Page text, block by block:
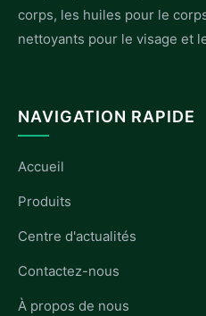
corps, les huiles pour le
nettoyants pour le visage et
NAVIGATION RAPIDE
Accueil
Produits
Centre d'actualités
Contactez-nous
À propos de nous